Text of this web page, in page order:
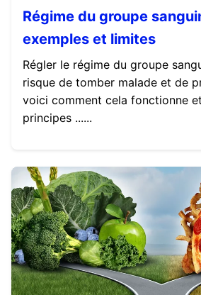
Régime du groupe
exemples et limites
Régler le régime du groupe
risque de tomber malade et de
voici comment cela fonctionne
principes ......